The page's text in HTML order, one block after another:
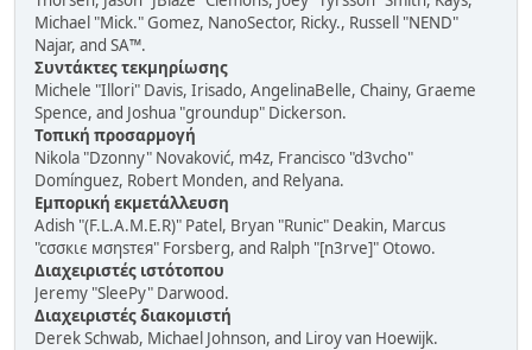
Michael "Mick." Gomez, NanoSector, Ricky., Russell "NEND"
Najar, and SA™.
Συντάκτες τεκμηρίωσης
Michele "Illori" Davis, Irisado, AngelinaBelle, Chainy, Graeme
Spence, and Joshua "groundup" Dickerson.
Τοπική προσαρμογή
Nikola "Dzonny" Novaković, m4z, Francisco "d3vcho"
Domínguez, Robert Monden, and Relyana.
Εμπορική εκμετάλλευση
Adish "(F.L.A.M.E.R)" Patel, Bryan "Runic" Deakin, Marcus
"cσσкιє мσηѕтєя" Forsberg, and Ralph "[n3rve]" Otowo.
Διαχειριστές ιστότοπου
Jeremy "SleePy" Darwood.
Διαχειριστές διακομιστή
Derek Schwab, Michael Johnson, and Liroy van Hoewijk.